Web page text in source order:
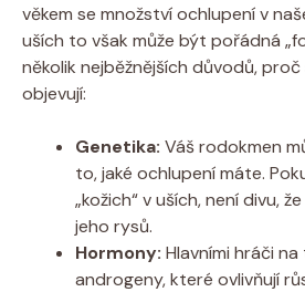
věkem se množství ochlupení v
uších to však může být pořádná
několik nejběžnějších důvodů,
objevují:
Genetika: Váš rodokmen
to, jaké ochlupení máte.
„kožich“ v uších, není divu,
jeho rysů.
Hormony: Hlavními hráči
androgeny, které ovlivňují